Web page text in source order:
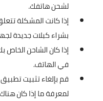
لشحن هاتفك.
إذا كانت المشكلة
بشراء كبلات جديدة
إذا كان الشاحن الخاص
في الهاتف.
قم بإلغاء تثبيت
لمعرفة ما إذا كان